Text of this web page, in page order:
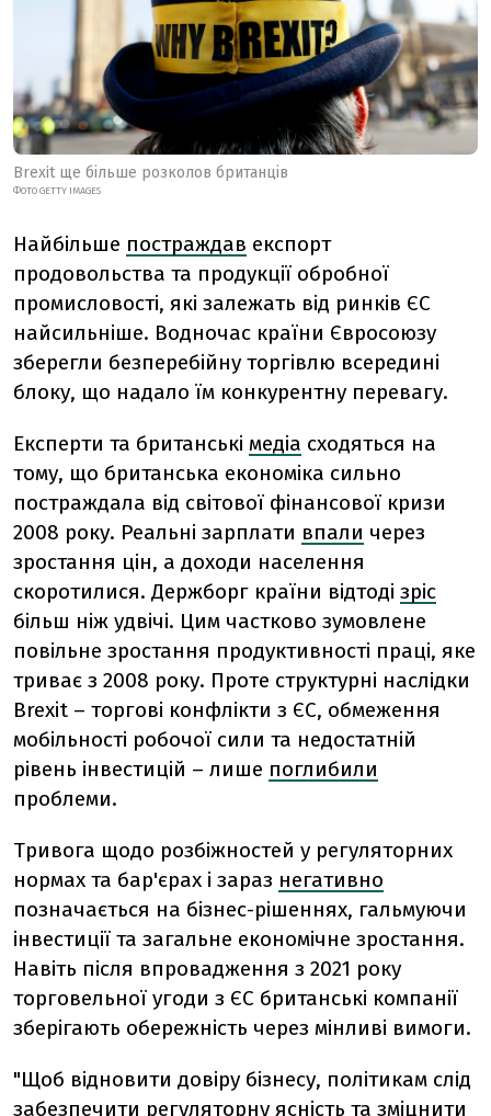
Brexit ще більше розколов британців
ФОТО GETTY IMAGES
Найбільше постраждав експорт
продовольства та продукції обробної
промисловості, які залежать від ринків ЄС
найсильніше. Водночас країни Євросоюзу
зберегли безперебійну торгівлю всередині
блоку, що надало їм конкурентну перевагу.
Експерти та британські медіа сходяться на
тому, що британська економіка сильно
постраждала від світової фінансової кризи
2008 року. Реальні зарплати впали через
зростання цін, а доходи населення
скоротилися. Держборг країни відтоді зріс
більш ніж удвічі. Цим частково зумовлене
повільне зростання продуктивності праці, яке
триває з 2008 року. Проте структурні наслідки
Brexit – торгові конфлікти з ЄС, обмеження
мобільності робочої сили та недостатній
рівень інвестицій – лише поглибили
проблеми.
Тривога щодо розбіжностей у регуляторних
нормах та бар'єрах і зараз негативно
позначається на бізнес-рішеннях, гальмуючи
інвестиції та загальне економічне зростання.
Навіть після впровадження з 2021 року
торговельної угоди з ЄС британські компанії
зберігають обережність через мінливі вимоги.
"Щоб відновити довіру бізнесу, політикам слід
забезпечити регуляторну ясність та зміцнити